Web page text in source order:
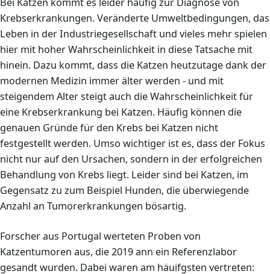
Krebserkrankungen. Veränderte Umweltbedingungen, das
Leben in der Industriegesellschaft und vieles mehr spielen
hier mit hoher Wahrscheinlichkeit in diese Tatsache mit
hinein. Dazu kommt, dass die Katzen heutzutage dank der
modernen Medizin immer älter werden - und mit
steigendem Alter steigt auch die Wahrscheinlichkeit für
eine Krebserkrankung bei Katzen. Häufig können die
genauen Gründe für den Krebs bei Katzen nicht
festgestellt werden. Umso wichtiger ist es, dass der Fokus
nicht nur auf den Ursachen, sondern in der erfolgreichen
Behandlung von Krebs liegt. Leider sind bei Katzen, im
Gegensatz zu zum Beispiel Hunden, die überwiegende
Anzahl an Tumorerkrankungen bösartig.
Forscher aus Portugal werteten Proben von
Katzentumoren aus, die 2019 ann ein Referenzlabor
gesandt wurden. Dabei waren am häuifgsten vertreten: